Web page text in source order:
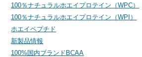
100％ナチュラルホエイプロテイン（WPC）
100％ナチュラルホエイプロテイン（WPI）
ホエイペプチド
新製品情報
100%国内ブランドBCAA